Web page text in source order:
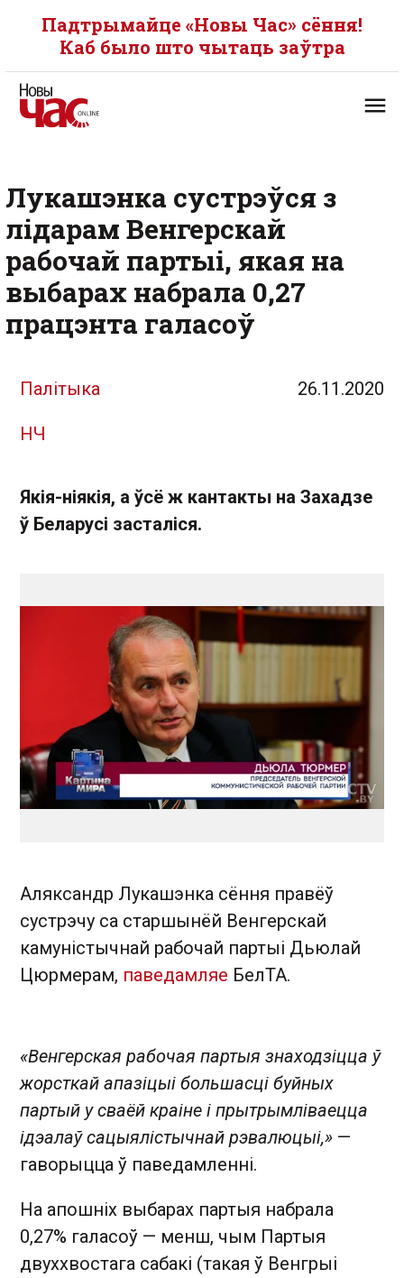
Падтрымайце «Новы Час» сёння!
Каб было што чытаць заўтра
Лукашэнка сустрэўся з
лідарам Венгерскай
рабочай партыі, якая на
выбарах набрала 0,27
працэнта галасоў
Палітыка 26.11.2020
НЧ
Якія-ніякія, а ўсё ж кантакты на Захадзе
ў Беларусі засталіся.
Аляксандр Лукашэнка сёння правёў
сустрэчу са старшынёй Венгерскай
камуністычнай рабочай партыі Дьюлай
Цюрмерам, паведамляе БелТА.
«Венгерская рабочая партыя знаходзіцца ў
жорсткай апазіцыі большасці буйных
партый у сваёй краіне і прытрымліваецца
ідэалаў сацыялістычнай рэвалюцыі,» —
гаворыцца ў паведамленні.
На апошніх выбарах партыя набрала
0,27% галасоў — менш, чым Партыя
двуххвостага сабакі (такая ў Венгрыі